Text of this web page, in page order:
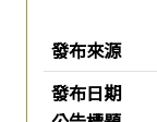
發布來源
發布日期